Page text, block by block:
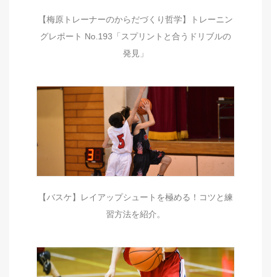
【梅原トレーナーのからだづくり哲学】トレーニン
グレポート No.193「スプリントと合うドリブルの
発見」
【バスケ】レイアップシュートを極める！コツと練
習方法を紹介。